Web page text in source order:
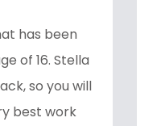
has been
of 16. Stella
so you will
best work